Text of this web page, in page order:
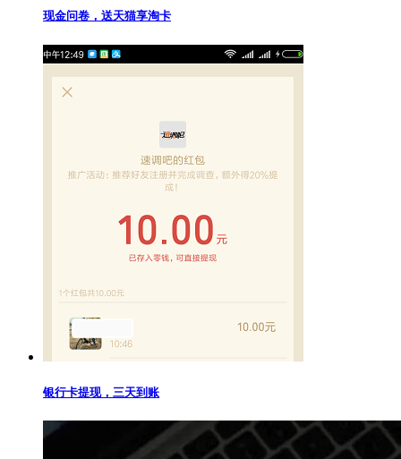
现金问卷，送天猫享淘卡
银行卡提现，三天到账